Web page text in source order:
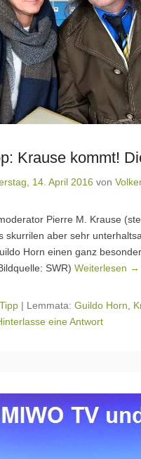
Krause kommt!
14. April 2016 von
Pierre M. Krause
skurrilen aber sehr
Horn einen ganz
SWR) Weiterlesen →
| Lemmata: Guildo Horn
eine Antwort